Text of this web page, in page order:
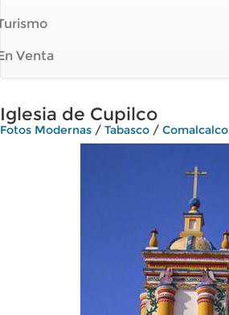
Venta
Iglesia de Cupilco
Fotos Modernas / Tabasco / Comalcalco